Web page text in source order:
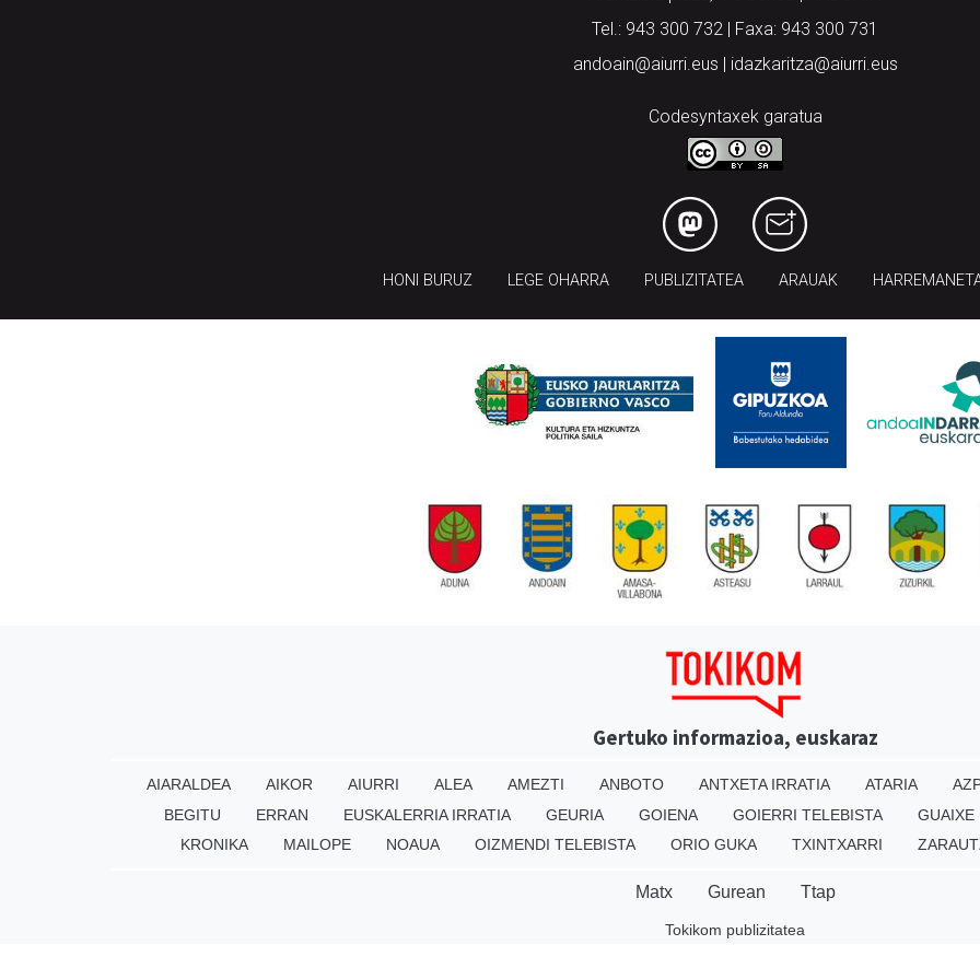
Tel.: 943 300 732 | Faxa: 943 300 731
andoain@aiurri.eus | idazkaritza@aiurri.eus
Codesyntaxek garatua
HONI BURUZ LEGE OHARRA PUBLIZITATEA ARAUAK
Gertuko informazioa, euskaraz
AIARALDEA AIKOR AIURRI ALEA AMEZTI ANBOTO ANTXETA IRRATIA ATARIA
BEGITU
ERRAN EUSKALERRIA IRRATIA GEURIA GOIENA GOIERRI TELEBISTA GUAIXE
KRONIKA
MAILOPE NOAUA OIZMENDI TELEBISTA ORIO GUKA TXINTXARRI
Matx Gurean Ttap
Tokikom publizitatea